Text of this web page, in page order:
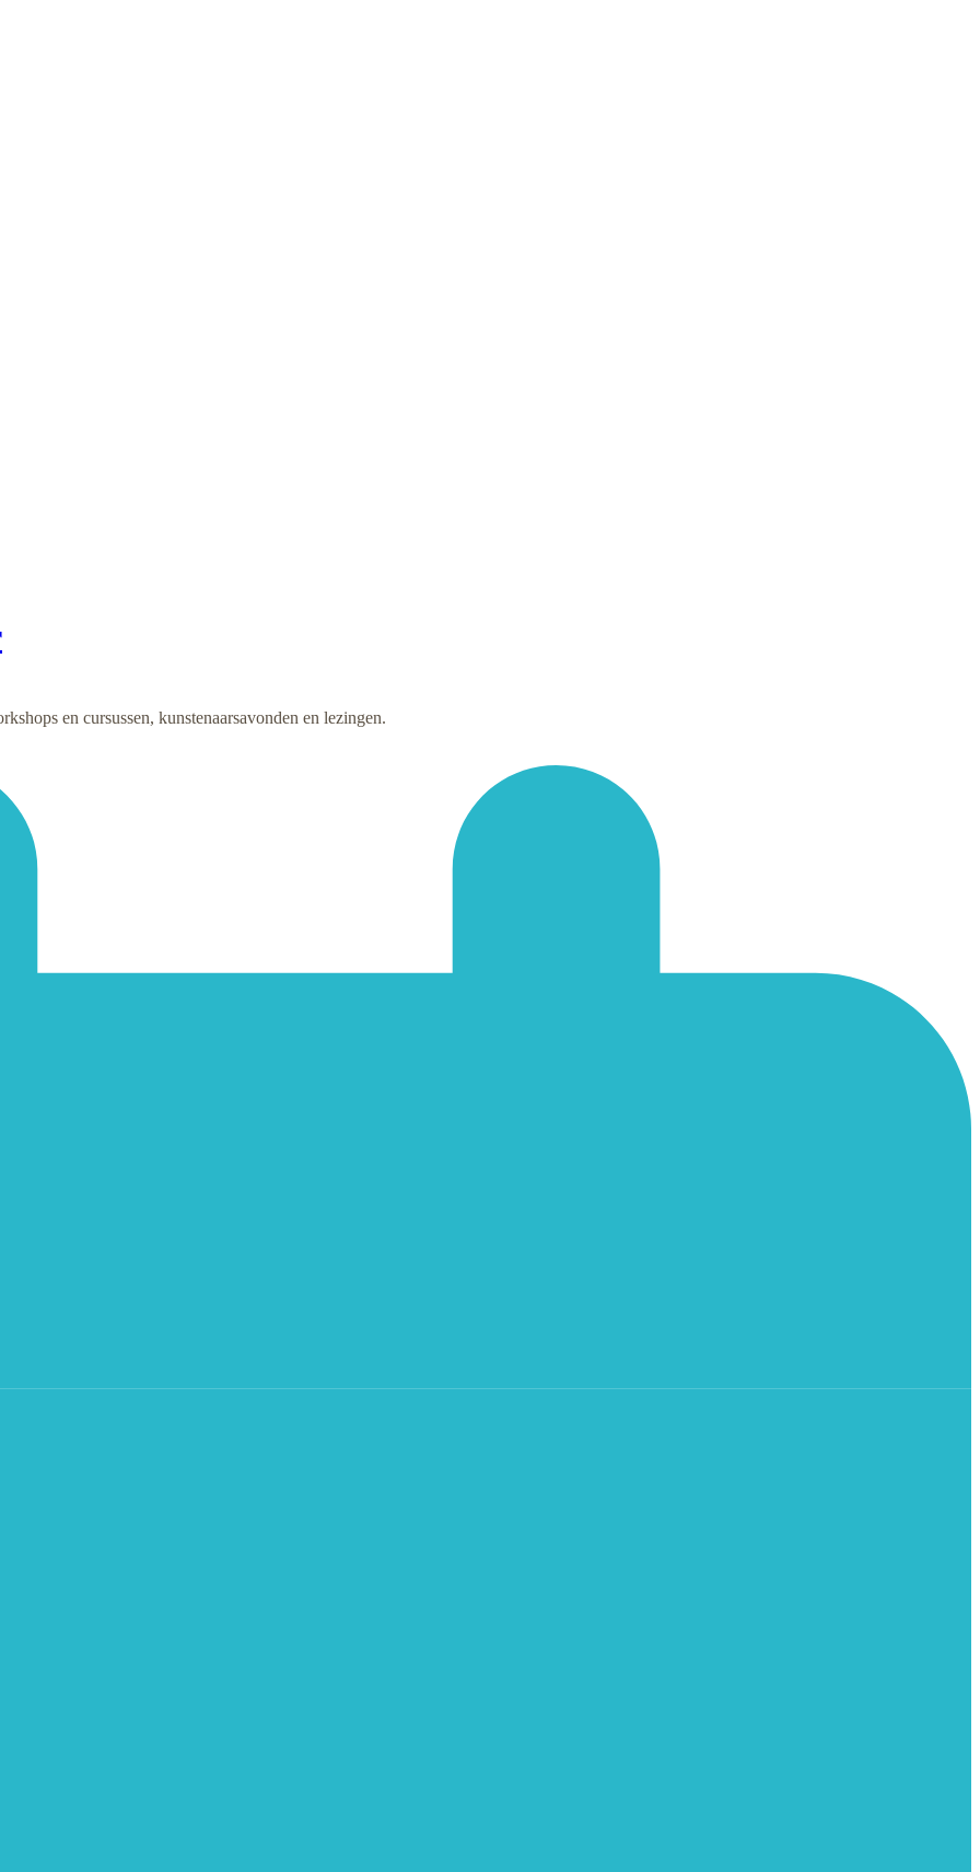
en cursussen, kunstenaarsavonden en lezingen.